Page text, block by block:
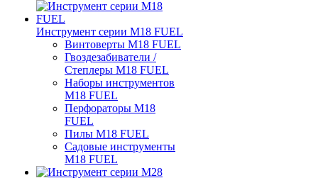
Инструмент серии M18 FUEL
Винтоверты M18 FUEL
Гвоздезабиватели /
Степлеры M18 FUEL
Наборы инструментов
M18 FUEL
Перфораторы M18
FUEL
Пилы M18 FUEL
Садовые инструменты
M18 FUEL